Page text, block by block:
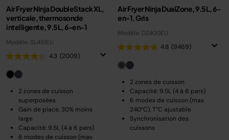
Air Fryer Ninja DoubleStack XL,
verticale, thermosonde
intelligente, 9.5L, 6-en-1
Modèle: SL451EU
4.3 (2009)
2 zones de cuisson
superposées
Gain de place, 30% moins
large
Capacité: 9.5L (4 à 6 pers)
6 modes de cuisson (max
Air Fryer Ninja DualZone, 9.5L, 6-
en-1, Gris
Modèle: DZ400EU
4.8 (9469)
2 zones de cuisson
Capacité: 9.5L (4 à 6 pers)
6 modes de cuisson (max
240°C), T°C ajustable
Synchronisation des
cuissons